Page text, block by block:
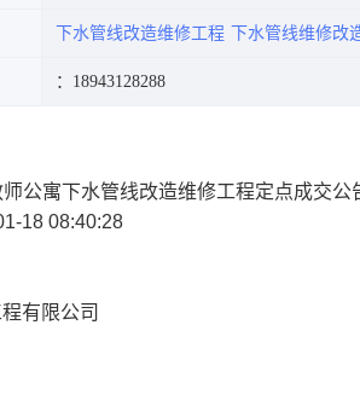
下水管线改造维修工程 下水管线维修改
：18943128288
公寓下水管线改造维修工程定点成交公
18 08:40:28
有限公司